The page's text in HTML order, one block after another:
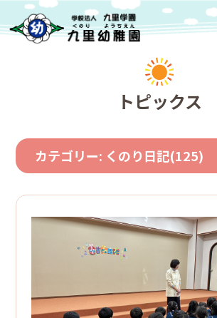
園について
九里幼稚園の特色
園の歴史
年間行事
子育て支援
2歳児保育
トピックス
カテゴリー: くのり日記(125)